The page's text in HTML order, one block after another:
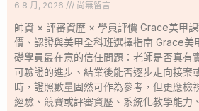
6 8 月, 2026 尚無留言
師資 × 評審資歷 × 學員評價 Grace美甲
價、認證與美甲全科班選擇指南 Grace美
礎學員最在意的信任問題：老師是否真有
可驗證的進步、結業後能否逐步走向接案
時，證照數量固然可作為參考，但更應檢
經驗、競賽或評審資歷、系統化教學能力